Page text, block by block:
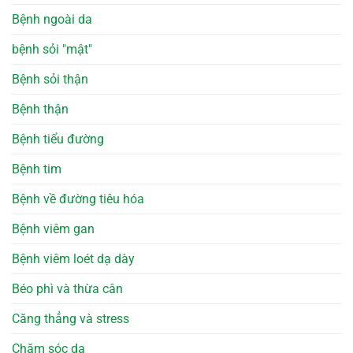
Bệnh ngoài da
bệnh sỏi "mật"
Bệnh sỏi thận
Bệnh thận
Bệnh tiểu đường
Bệnh tim
Bệnh về đường tiêu hóa
Bệnh viêm gan
Bệnh viêm loét dạ dày
Béo phì và thừa cân
Căng thẳng và stress
Chăm sóc da